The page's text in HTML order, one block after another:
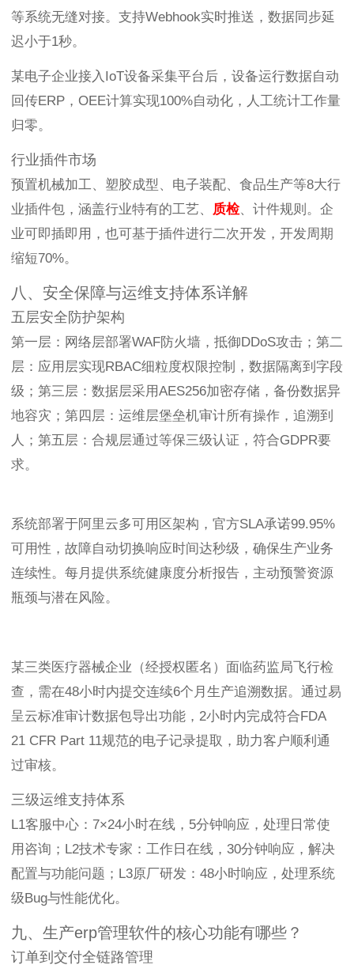
等系统无缝对接。支持Webhook实时推送，数据同步延
迟小于1秒。
某电子企业接入IoT设备采集平台后，设备运行数据自动
回传ERP，OEE计算实现100%自动化，人工统计工作量
归零。
行业插件市场
预置机械加工、塑胶成型、电子装配、食品生产等8大行
业插件包，涵盖行业特有的工艺、 质检、计件规则。企
业可即插即用，也可基于插件进行二次开发，开发周期
缩短70%。
八、安全保障与运维支持体系详解
五层安全防护架构
第一层：网络层部署WAF防火墙，抵御DDoS攻击；第二
层：应用层实现RBAC细粒度权限控制，数据隔离到字段
级；第三层：数据层采用AES256加密存储，备份数据异
地容灾；第四层：运维层堡垒机审计所有操作，追溯到
人；第五层：合规层通过等保三级认证，符合GDPR要
求。
系统部署于阿里云多可用区架构，官方SLA承诺99.95%
可用性，故障自动切换响应时间达秒级，确保生产业务
连续性。每月提供系统健康度分析报告，主动预警资源
瓶颈与潜在风险。
某三类医疗器械企业（经授权匿名）面临药监局飞行检
查，需在48小时内提交连续6个月生产追溯数据。通过易
呈云标准审计数据包导出功能，2小时内完成符合FDA
21 CFR Part 11规范的电子记录提取，助力客户顺利通
过审核。
三级运维支持体系
L1客服中心：7×24小时在线，5分钟响应，处理日常使
用咨询；L2技术专家：工作日在线，30分钟响应，解决
配置与功能问题；L3原厂研发：48小时响应，处理系统
级Bug与性能优化。
九、生产erp管理软件的核心功能有哪些？
订单到交付全链路管理